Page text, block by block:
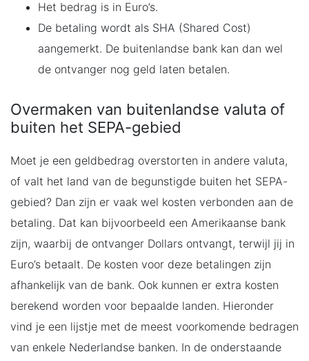
Het bedrag is in Euro’s.
De betaling wordt als SHA (Shared Cost)
aangemerkt. De buitenlandse bank kan dan wel
de ontvanger nog geld laten betalen.
Overmaken van buitenlandse valuta of
buiten het SEPA-gebied
Moet je een geldbedrag overstorten in andere valuta,
of valt het land van de begunstigde buiten het SEPA-
gebied? Dan zijn er vaak wel kosten verbonden aan de
betaling. Dat kan bijvoorbeeld een Amerikaanse bank
zijn, waarbij de ontvanger Dollars ontvangt, terwijl jij in
Euro’s betaalt. De kosten voor deze betalingen zijn
afhankelijk van de bank. Ook kunnen er extra kosten
berekend worden voor bepaalde landen. Hieronder
vind je een lijstje met de meest voorkomende bedragen
van enkele Nederlandse banken. In de onderstaande